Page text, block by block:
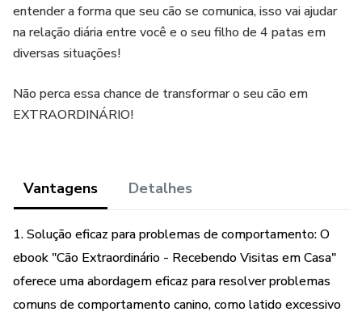
entender a forma que seu cão se comunica, isso vai ajudar
na relação diária entre você e o seu filho de 4 patas em
diversas situações!
Não perca essa chance de transformar o seu cão em
EXTRAORDINÁRIO!
Vantagens Detalhes
1. Solução eficaz para problemas de comportamento: O
ebook "Cão Extraordinário - Recebendo Visitas em Casa"
oferece uma abordagem eficaz para resolver problemas
comuns de comportamento canino, como latido excessivo